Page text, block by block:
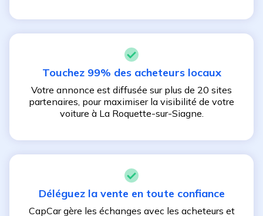
Touchez 99% des acheteurs locaux
Votre annonce est diffusée sur plus de 20 sites
partenaires, pour maximiser la visibilité de votre
voiture à La Roquette-sur-Siagne.
Déléguez la vente en toute confiance
CapCar gère les échanges avec les acheteurs et